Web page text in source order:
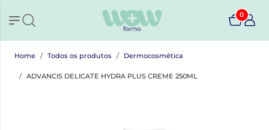
0
Home Todos os produtos Dermocosmética
ADVANCIS DELICATE HYDRA PLUS CREME 250ML